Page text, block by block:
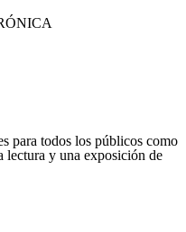
para todos los públicos como
lectura y una exposición de